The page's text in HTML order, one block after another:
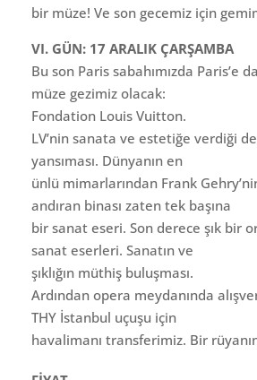
bir müze! Ve son gecemiz için
VI. GÜN: 17 ARALIK ÇARŞAMBA
Bu son Paris sabahımızda Paris’e
müze gezimiz olacak:
Fondation Louis Vuitton.
LV’nin sanata ve estetiğe verdiği
yansıması. Dünyanın en
ünlü mimarlarından Frank
andıran binası zaten tek başına
bir sanat eseri. Son derece şık bir
sanat eserleri. Sanatın ve
şıklığın müthiş buluşması.
Ardından opera meydanında
THY İstanbul uçuşu için
havalimanı transferimiz. Bir